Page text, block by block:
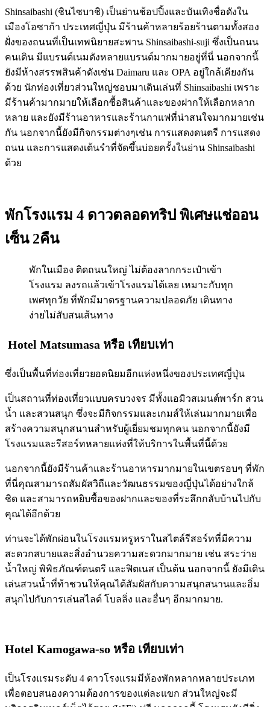
Shinsaibashi (ชินไซบาชิ) เป็นย่านช้อปปิ้งและบันเทิงชื่อดังใน
เมืองโอซาก้า ประเทศญี่ปุ่น มีร้านค้าหลายร้อยร้านตามทั้งสอง
ฝั่งของถนนที่เป็นเทพนิยายสะพาน Shinsaibashi-suji ซึ่งเป็นถนน
คนเดิน มีแบรนด์เนมดังหลายแบรนด์มากมายอยู่ที่นี่ นอกจากนี้
ยังมีห้างสรรพสินค้าดังเช่น Daimaru และ OPA อยู่ใกล้เคียงกัน
ด้วย นักท่องเที่ยวส่วนใหญ่ชอบมาเดินเล่นที่ Shinsaibashi เพราะ
มีร้านค้ามากมายให้เลือกซื้อสินค้าและของฝากให้เลือกหลาก
หลาย และยังมีร้านอาหารและร้านกาแฟที่น่าสนใจมากมายเช่น
กัน นอกจากนี้ยังมีกิจกรรมต่างๆเช่น การแสดงดนตรี การแสดง
ถนน และการแสดงเต้นรำที่จัดขึ้นบ่อยครั้งในย่าน Shinsaibashi
ด้วย
พักโรงแรม 4 ดาวตลอดทริป พิเศษแช่ออน
เซ็น 2คืน
พักในเมือง ติดถนนใหญ่ ไม่ต้องลากกระเป๋าเข้า
โรงแรม ลงรถแล้วเข้าโรงแรมได้เลย เหมาะกับทุก
เพศทุกวัย ที่พักมีมาตรฐานความปลอดภัย เดินทาง
ง่ายไม่สับสนเส้นทาง
Hotel Matsumasa หรือ เทียบเท่า
ซึ่งเป็นพื้นที่ท่องเที่ยวยอดนิยมอีกแห่งหนึ่งของประเทศญี่ปุ่น
เป็นสถานที่ท่องเที่ยวแบบครบวงจร มีทั้งแอมิวสเมนต์พาร์ก สวน
น้ำ และสวนสนุก ซึ่งจะมีกิจกรรมและเกมส์ให้เล่นมากมายเพื่อ
สร้างความสนุกสนานสำหรับผู้เยี่ยมชมทุกคน นอกจากนี้ยังมี
โรงแรมและรีสอร์ทหลายแห่งที่ให้บริการในพื้นที่นี้ด้วย
นอกจากนี้ยังมีร้านค้าและร้านอาหารมากมายในเขตรอบๆ ที่พัก
ที่นี่คุณสามารถสัมผัสวิถีและวัฒนธรรมของญี่ปุ่นได้อย่างใกล้
ชิด และสามารถหยิบซื้อของฝากและของที่ระลึกกลับบ้านไปกับ
คุณได้อีกด้วย
ท่านจะได้พักผ่อนในโรงแรมหรูหราในสไตล์รีสอร์ทที่มีความ
สะดวกสบายและสิ่งอำนวยความสะดวกมากมาย เช่น สระว่าย
น้ำใหญ่ พิพิธภัณฑ์ดนตรี และฟิตเนส เป็นต้น นอกจากนี้ ยังมีเดิน
เล่นสวนน้ำที่ท้าชวนให้คุณได้สัมผัสกับความสนุกสนานและอิ่ม
สนุกไปกับการเล่นสไลด์ โบลลิ่ง และอื่นๆ อีกมากมาย.
Hotel Kamogawa-so หรือ เทียบเท่า
เป็นโรงแรมระดับ 4 ดาวโรงแรมมีห้องพักหลากหลายประเภท
เพื่อตอบสนองความต้องการของแต่ละแขก ส่วนใหญ่จะมี